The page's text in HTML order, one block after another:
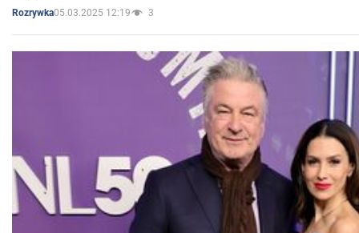
Rozrywka05.03.2025 12:19 3